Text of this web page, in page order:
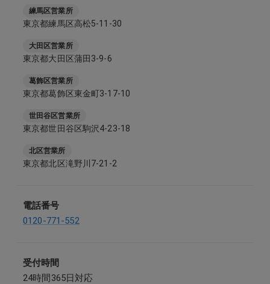
練馬区営業所
東京都練馬区高松5-11-30
大田区営業所
東京都大田区蒲田3-9-6
葛飾区営業所
東京都葛飾区東金町3-17-10
世田谷区営業所
東京都世田谷区駒沢4-23-18
北区営業所
東京都北区滝野川7-21-2
電話番号
0120-771-552
受付時間
24時間365日対応